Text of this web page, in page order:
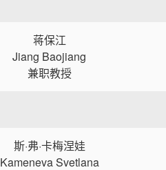
蒋保江
Jiang Baojiang
兼职教授
斯·弗·卡梅涅娃
Kameneva Svetlana